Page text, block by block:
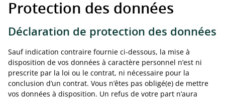
Protection des données
Déclaration de protection des données
Sauf indication contraire fournie ci-dessous, la mise à
disposition de vos données à caractère personnel n’est ni
prescrite par la loi ou le contrat, ni nécessaire pour la
conclusion d’un contrat. Vous n’êtes pas obligé(e) de mettre
vos données à disposition. Un refus de votre part n’aura